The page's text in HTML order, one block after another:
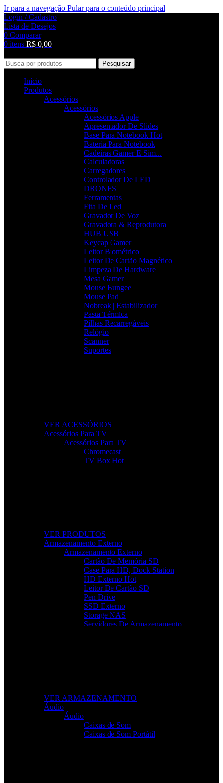
Ir para a navegação Pular para o conteúdo principal
Login / Cadastro
Lista de Desejos
0 Comparar
0 itens R$ 0,00
Pesquisar
Início
Produtos
Acessórios
Acessórios
Acessórios Apple
Apresentador De Slides
Base Para Notebook Hot
Bateria Para Notebook
Cadeiras Gamer E Sim...
Calculadoras
Carregadores
Controlador De LED
DRONES
Ferramentas
Fita De Led
Gravador De Voz
Gravadora & Reprodutora
HUB USB
Keycap Gamer
Leitor Biométrico
Leitor De Cartão Magnético
Limpeza De Hardware
Mesa Gamer
Mouse Bungee
Mouse Pad
Nobreak | Estabilizador
Pasta Térmica
Pilhas Recarregáveis
Relógio
Scanner
Suportes
VER ACESSÓRIOS
Acessórios Para TV
Acessórios Para TV
Chromecast
TV Box Hot
VER PRODUTOS
Armazenamento Externo
Armazenamento Externo
Cartão De Memória SD
Case Para HD, Dock Station
HD Externo Hot
Leitor De Cartão SD
Pen Drive
SSD Externo
Storage NAS
Servidores De Armazenamento
VER ARMAZENAMENTO
Áudio
Áudio
Caixas de Som
Caixas de Som Portátil